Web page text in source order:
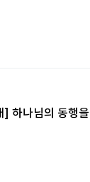
하나님의 동행